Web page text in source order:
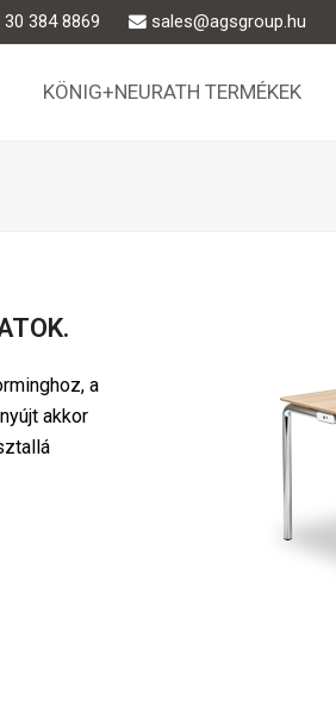
384 8869 sales@agsgroup.hu
KÖNIG+NEURATH TERMÉKEK
a
akkor